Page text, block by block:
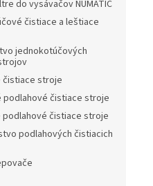
do vysávačov NUMATIC
čistiace a leštiace
jednokotúčových
čistiace stroje
podlahové čistiace stroje
čistiace stroje
podlahových čistiacich